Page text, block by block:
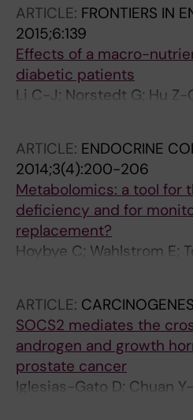
ARTICLE: FRONTIERS IN
2015;6:139
Effects of a macro-
diabetic patients
Li C-J; Norstedt G; Hu Z-
ARTICLE: ENDOCRINE
2014;3(4):200-206
Metabolomics: a tool for
deficiency and for
replacement?
Hoybye C; Wahlstrom E;
ARTICLE:
SOCS2 mediates the
androgen and growth
prostate cancer
Iglesias-Gato D; Chuan
Augsten S; Jiang N; Niu